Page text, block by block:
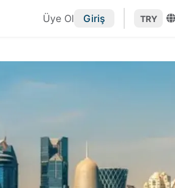
Üye Ol Giriş TRY